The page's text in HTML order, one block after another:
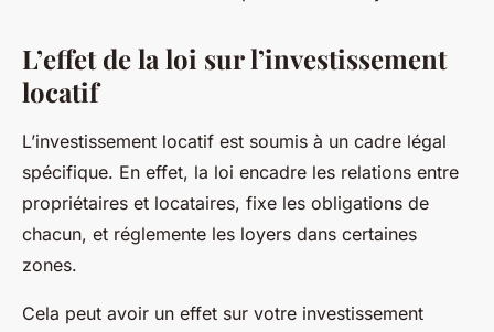
L’effet de la loi sur l’investissement
locatif
L’investissement locatif est soumis à un cadre légal
spécifique. En effet, la loi encadre les relations entre
propriétaires et locataires, fixe les obligations de
chacun, et réglemente les loyers dans certaines
zones.
Cela peut avoir un effet sur votre investissement